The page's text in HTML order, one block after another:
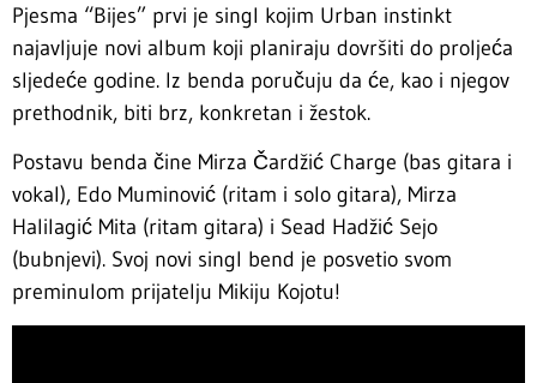
Pjesma “Bijes” prvi je singl kojim Urban instinkt
najavljuje novi album koji planiraju dovršiti do proljeća
sljedeće godine. Iz benda poručuju da će, kao i njegov
prethodnik, biti brz, konkretan i žestok.
Postavu benda čine Mirza Čardžić Charge (bas gitara i
vokal), Edo Muminović (ritam i solo gitara), Mirza
Halilagić Mita (ritam gitara) i Sead Hadžić Sejo
(bubnjevi). Svoj novi singl bend je posvetio svom
preminulom prijatelju Mikiju Kojotu!